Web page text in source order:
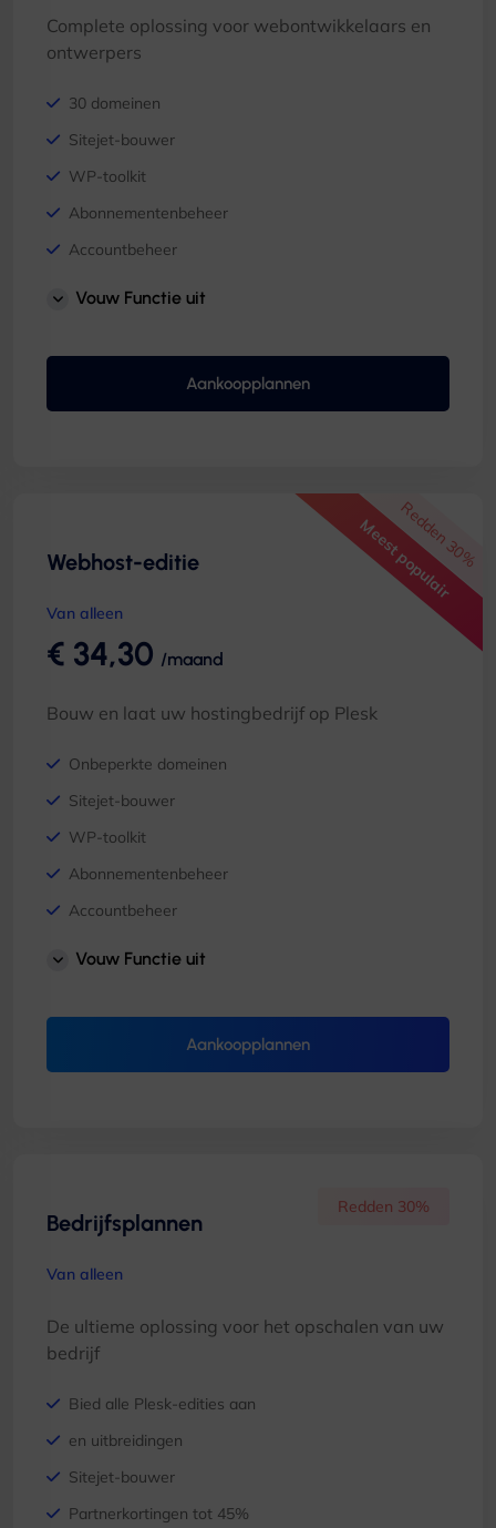
Complete oplossing voor webontwikkelaars en
ontwerpers
30 domeinen
Sitejet-bouwer
WP-toolkit
Abonnementenbeheer
Accountbeheer
Vouw Functie uit
Aankoopplannen
Webhost-editie Meest populair
Redden 30%
Van alleen
€ 34,30 /maand
Bouw en laat uw hostingbedrijf op Plesk
Onbeperkte domeinen
Sitejet-bouwer
WP-toolkit
Abonnementenbeheer
Accountbeheer
Vouw Functie uit
Aankoopplannen
Bedrijfsplannen
Redden 30%
Van alleen
De ultieme oplossing voor het opschalen van uw
bedrijf
Bied alle Plesk-edities aan
en uitbreidingen
Sitejet-bouwer
Partnerkortingen tot 45%